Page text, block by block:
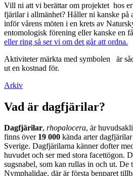
Vill ni att vi berättar om projektet hos
fjärilar i allmänhet? Håller ni kanske på
inför vårens möten i en krets av
entomologisk förening eller kanske en
eller ring så ser vi om det går att ordna.
Aktiviteter märkta med symbolen
är
ut en kostnad för.
Arkiv
Vad är dagfjärilar?
Dagfjärilar, rhopalocera, är
finns över 19 000 kända arter
Sverige. Dagfjärilarna känner dofter
huvudet och ser med stora facettögon.
sugsnabel, som kan rullas in och ut. De
Nymphalidae, där är första benparet